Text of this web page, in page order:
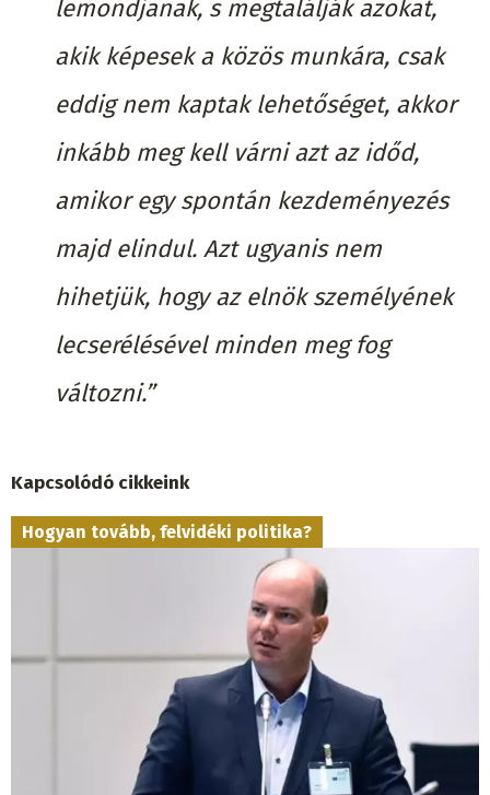
lemondjanak, s megtalálják azokat,
akik képesek a közös munkára, csak
eddig nem kaptak lehetőséget, akkor
inkább meg kell várni azt az időd,
amikor egy spontán kezdeményezés
majd elindul. Azt ugyanis nem
hihetjük, hogy az elnök személyének
lecserélésével minden meg fog
változni.”
Kapcsolódó cikkeink
Hogyan tovább, felvidéki politika?